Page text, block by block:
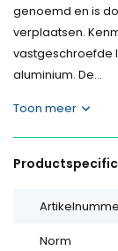
genoemd en is
verplaatsen.
vastgeschroefde
aluminium. De...
Toon meer
Norm